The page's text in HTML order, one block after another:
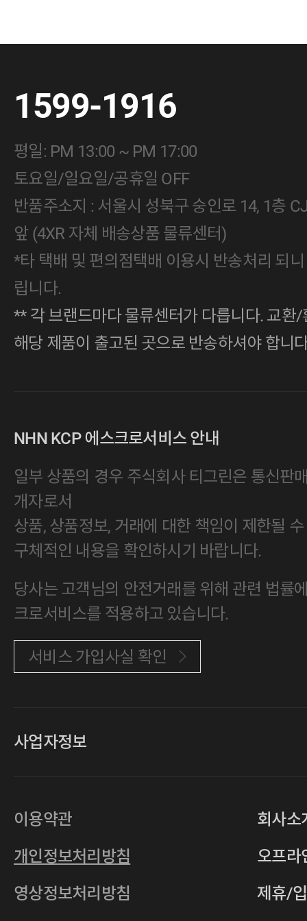
1599-1916
평일: PM 13:00 ~ PM 17:00
토요일/일요일/공휴일 OFF
반품주소지 : 서울시 성북구 숭인로 14, 1층
앞 (4XR 자체 배송상품 물류센터)
*타 택배 및 편의점택배 이용시 반송처리 되
립니다.
** 각 브랜드마다 물류센터가 다릅니다. 교환
해당 제품이 출고된 곳으로 반송하셔야 합니
NHN KCP 에스크로서비스 안내
일부 상품의 경우 주식회사 티그린은 통신판
개자로서
상품, 상품정보, 거래에 대한 책임이 제한될
구체적인 내용을 확인하시기 바랍니다.
당사는 고객님의 안전거래를 위해 관련 법률
크로서비스를 적용하고 있습니다.
서비스 가입사실 확인
사업자정보
사업자등록번호
통신판매업 2011-서울중구-0149
주소 서울특별시 중구 다산로14길 12 (신당
이용약관
개인정보처리방침
영상정보처리방침
회사소
오프라
제휴/